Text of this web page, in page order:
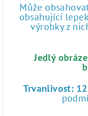
Může
obsahující
výrobky z
Jedlý
Trvanlivost: